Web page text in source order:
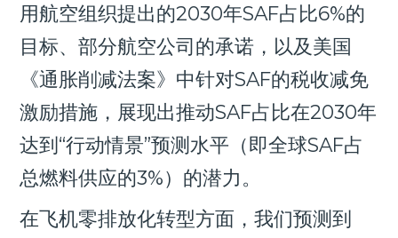
用航空组织提出的2030年SAF占比6%的
目标、部分航空公司的承诺，以及美国
《通胀削减法案》中针对SAF的税收减免
激励措施，展现出推动SAF占比在2030年
达到“行动情景”预测水平（即全球SAF占
总燃料供应的3%）的潜力。
在飞机零排放化转型方面，我们预测到